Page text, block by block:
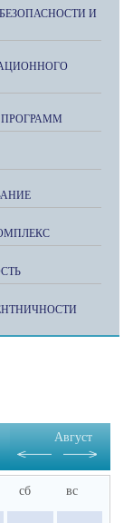
И
ПРОГРАММ
Август
сб вс